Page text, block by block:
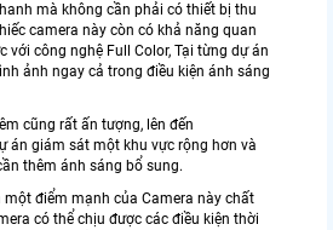
mà không cần phải có thiết bị thu
camera này còn có khả năng quan
với công nghệ Full Color, Tại từng dự án
ảnh ngay cả trong điều kiện ánh sáng
cũng rất ấn tượng, lên đến
án giám sát một khu vực rộng hơn và
thêm ánh sáng bổ sung.
điểm mạnh của Camera này chất
có thể chịu được các điều kiện thời